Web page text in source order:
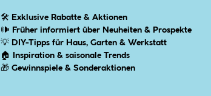
🛠 Exklusive Rabatte & Aktionen
🕪 Früher informiert über Neuheiten & Prospekte
💡 DIY-Tipps für Haus, Garten & Werkstatt
🏠
Inspiration & saisonale Trends
🎁Gewinnspiele & Sonderaktionen